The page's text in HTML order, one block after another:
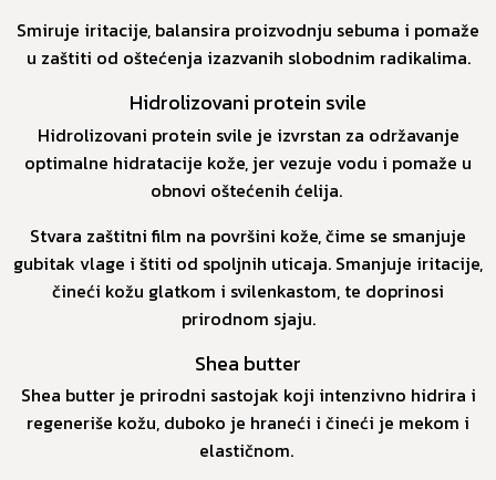
Smiruje iritacije, balansira proizvodnju sebuma i pomaže
u zaštiti od oštećenja izazvanih slobodnim radikalima.
Hidrolizovani protein svile
Hidrolizovani protein svile je izvrstan za održavanje
optimalne hidratacije kože, jer vezuje vodu i pomaže u
obnovi oštećenih ćelija.
Stvara zaštitni film na površini kože, čime se smanjuje
gubitak vlage i štiti od spoljnih uticaja. Smanjuje iritacije,
čineći kožu glatkom i svilenkastom, te doprinosi
prirodnom sjaju.
Shea butter
Shea butter je prirodni sastojak koji intenzivno hidrira i
regeneriše kožu, duboko je hraneći i čineći je mekom i
elastičnom.